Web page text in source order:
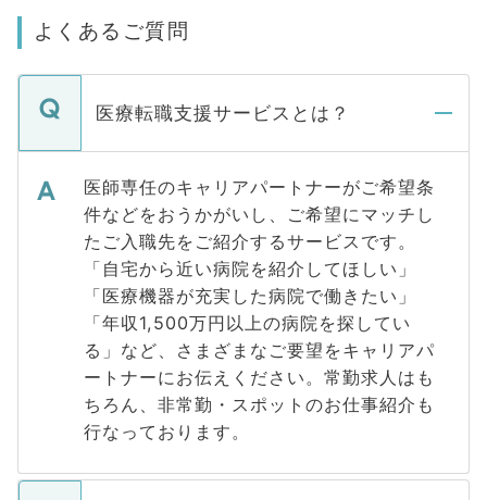
よくあるご質問
医療転職支援サービスとは？
医師専任のキャリアパートナーがご希望条
件などをおうかがいし、ご希望にマッチし
たご入職先をご紹介するサービスです。
「自宅から近い病院を紹介してほしい」
「医療機器が充実した病院で働きたい」
「年収1,500万円以上の病院を探してい
る」など、さまざまなご要望をキャリアパ
ートナーにお伝えください。常勤求人はも
ちろん、非常勤・スポットのお仕事紹介も
行なっております。